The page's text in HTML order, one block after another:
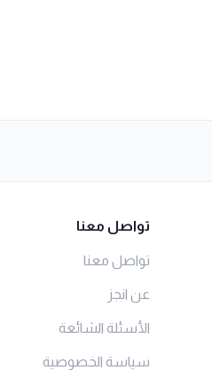
تواصل معنا
تواصل معنا
عن انجز
الأسئلة الشائعة
سياسة الخصوصية